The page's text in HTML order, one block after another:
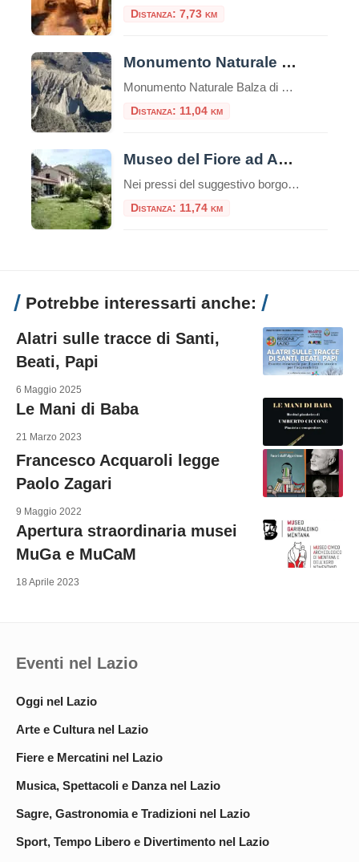
Distanza: 7,73 km
Monumento Naturale Balza di Seppie
Monumento Naturale Balza di Seppie nel Comune di Lubriano (VT), una terrazza naturale panoramica che domina la Valle dei Calanchi tra il lago di Bolsena e il Tevere. Istituzione: dichiarata Monumento Naturale dalla Regione Lazio il 3 ottobre 2016 con D.P.R.L. n. 194, è gestita dal Comune di Lubriano. Estensione: occupa circa 1,26 ettari, con un […]
Distanza: 11,04 km
Museo del Fiore ad Acquapendente
Nei pressi del suggestivo borgo di Torre Alfina si trova il Museo del Fiore, all’interno della Riserva Naturale Monte Rufeno. Il Museo del Fiore sviluppato intorno al mondo del fiore e dedicato alla biodiversità del territorio è un museo interattivo e multimediale. All’interno del museo potrete scoprire, in modo divertente ed interattivo, la natura, le […]
Distanza: 11,74 km
Potrebbe interessarti anche:
Alatri sulle tracce di Santi,
Beati, Papi
6 Maggio 2025
Le Mani di Baba
21 Marzo 2023
Francesco Acquaroli legge
Paolo Zagari
9 Maggio 2022
Apertura straordinaria musei
MuGa e MuCaM
18 Aprile 2023
Eventi nel Lazio
Oggi nel Lazio
Arte e Cultura nel Lazio
Fiere e Mercatini nel Lazio
Musica, Spettacoli e Danza nel Lazio
Sagre, Gastronomia e Tradizioni nel Lazio
Sport, Tempo Libero e Divertimento nel Lazio